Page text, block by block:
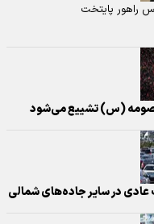
راهور پایتخت
(س) تشییع می‌شود
عادی در سایر جاده‌های شمالی